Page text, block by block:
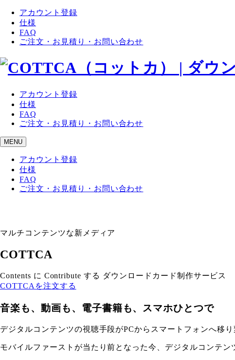
アカウント登録
仕様
FAQ
ご注文・お見積り・お問い合わせ
アカウント登録
仕様
FAQ
ご注文・お見積り・お問い合わせ
MENU
アカウント登録
仕様
FAQ
ご注文・お見積り・お問い合わせ
マルチコンテンツな新メディア
COTTCA
Contents に Contribute する ダウンロードカード制作サービス
COTTCAを注文する
音楽も、動画も、電子書籍も、スマホひとつで
デジタルコンテンツの視聴手段がPCからスマートフォンへ移
モバイルファーストが当たり前となった今、デジタルコンテ